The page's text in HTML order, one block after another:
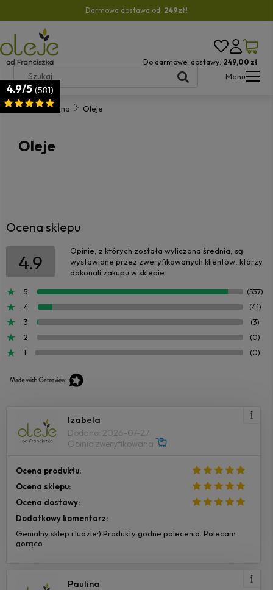
Darmowa dostawa od: 249zł!
Do darmowej dostawy: 249,00 zł
Menu
Strona główna Oleje
Oleje
Ocena sklepu
4.9
Opinie, z których została wyliczona średnia, są
wystawione przez zweryfikowanych klientów, którzy
dokonali zakupu w sklepie.
5
(537)
4 (41)
3 (3)
2 (0)
1 (0)
Izabela
Dodano: 2026-07-27
Opinia zweryfikowana
Ocena produktu:
Ocena sklepu:
Ocena dostawy:
Dodatkowy komentarz:
Genialny sklep i ludzie:) Produkty godne polecenia. Polecam
gorąco.
Paulina
4.9/5 (581)